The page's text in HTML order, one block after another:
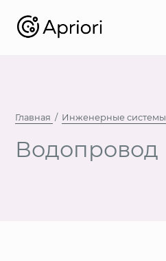
Главная Инженерные системы
Водопровод